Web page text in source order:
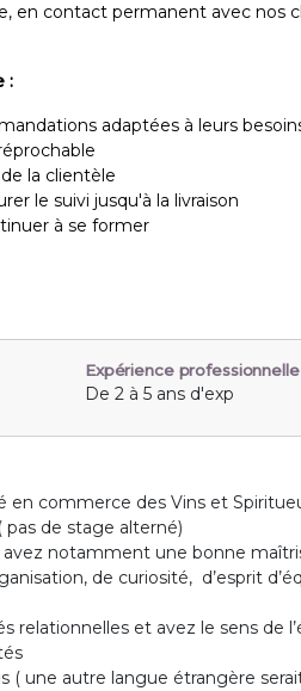
en contact permanent avec nos
:
adaptées à leurs
la clientèle
le suivi jusqu'à la livraison
à se former
Expérience professionnelle
De 2 à 5 ans d'exp
en commerce des Vins et
de stage alterné)
notamment une bonne
de curiosité, d’esprit
relationnelles et avez le sens de
( une autre langue étrangère